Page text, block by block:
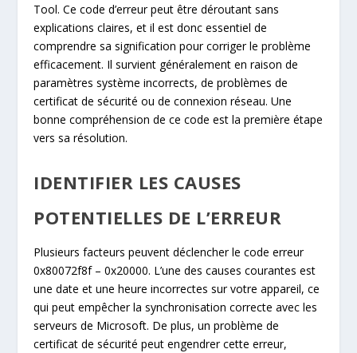
Tool. Ce code d’erreur peut être déroutant sans
explications claires, et il est donc essentiel de
comprendre sa signification pour corriger le problème
efficacement. Il survient généralement en raison de
paramètres système incorrects, de problèmes de
certificat de sécurité ou de connexion réseau. Une
bonne compréhension de ce code est la première étape
vers sa résolution.
IDENTIFIER LES CAUSES
POTENTIELLES DE L’ERREUR
Plusieurs facteurs peuvent déclencher le code erreur
0x80072f8f – 0x20000. L’une des causes courantes est
une date et une heure incorrectes sur votre appareil, ce
qui peut empêcher la synchronisation correcte avec les
serveurs de Microsoft. De plus, un problème de
certificat de sécurité peut engendrer cette erreur,